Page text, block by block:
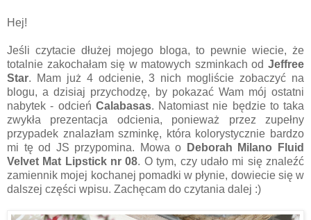
Hej!
Jeśli czytacie dłużej mojego bloga, to pewnie wiecie, że
totalnie zakochałam się w matowych szminkach od Jeffree
Star. Mam już 4 odcienie, 3 nich mogliście zobaczyć na
blogu, a dzisiaj przychodzę, by pokazać Wam mój ostatni
nabytek - odcień Calabasas. Natomiast nie będzie to taka
zwykła prezentacja odcienia, ponieważ przez zupełny
przypadek znalazłam szminkę, która kolorystycznie bardzo
mi tę od JS przypomina. Mowa o
Deborah Milano Fluid
Velvet Mat Lipstick nr 08. O tym, czy udało mi się znaleźć
zamiennik mojej kochanej pomadki w płynie, dowiecie się w
dalszej części wpisu. Zachęcam do czytania dalej :)